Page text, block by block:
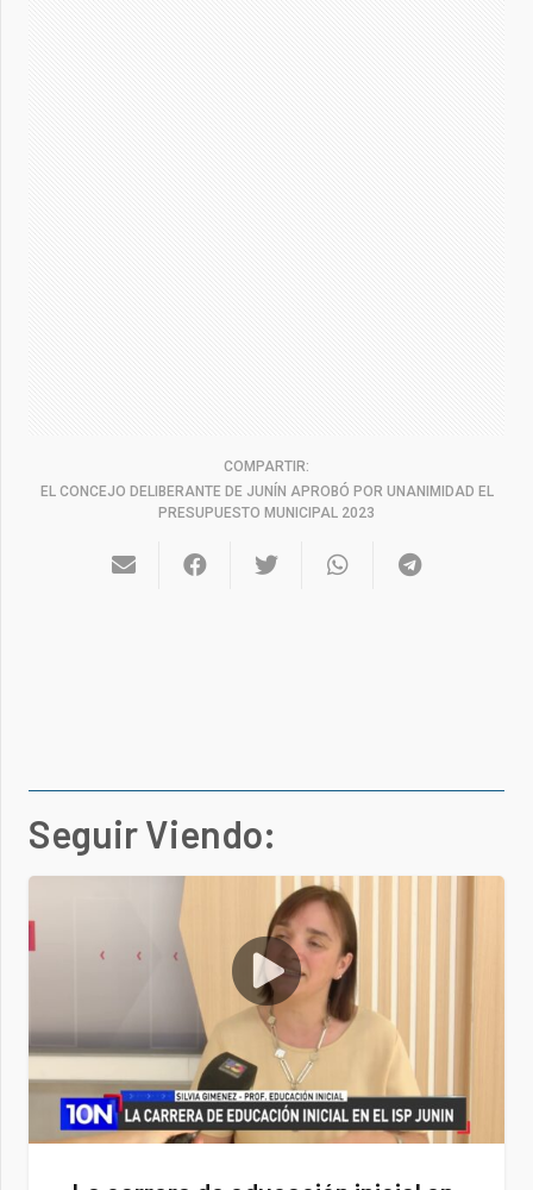
COMPARTIR:
EL CONCEJO DELIBERANTE DE JUNÍN APROBÓ POR UNANIMIDAD EL
PRESUPUESTO MUNICIPAL 2023
Seguir Viendo: